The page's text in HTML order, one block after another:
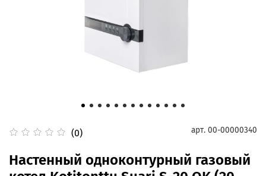
(0) арт. 00-00000340
Настенный одноконтурный газовый